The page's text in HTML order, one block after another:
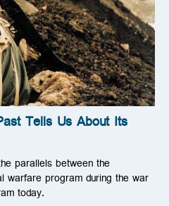
Tells Us About Its
parallels between the
warfare program during the war
today.